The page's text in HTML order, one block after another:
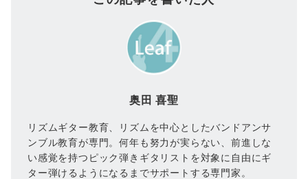
奥田 喜聖
リズムギター教育、リズムを中心としたバンドアンサ
ンブル教育が専門。何年も努力が実らない、前進しな
い感覚を持つピック弾きギタリストを対象に自由にギ
ター弾けるようになるまでサポートする専門家。